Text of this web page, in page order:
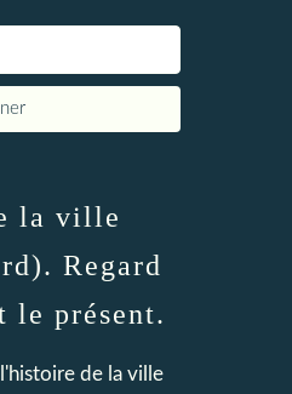
la ville
Regard
le présent.
de la ville